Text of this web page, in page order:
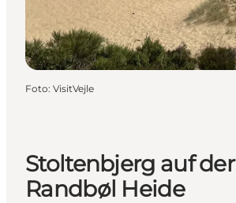
Foto: VisitVejle
Stoltenbjerg auf der
Randbøl Heide